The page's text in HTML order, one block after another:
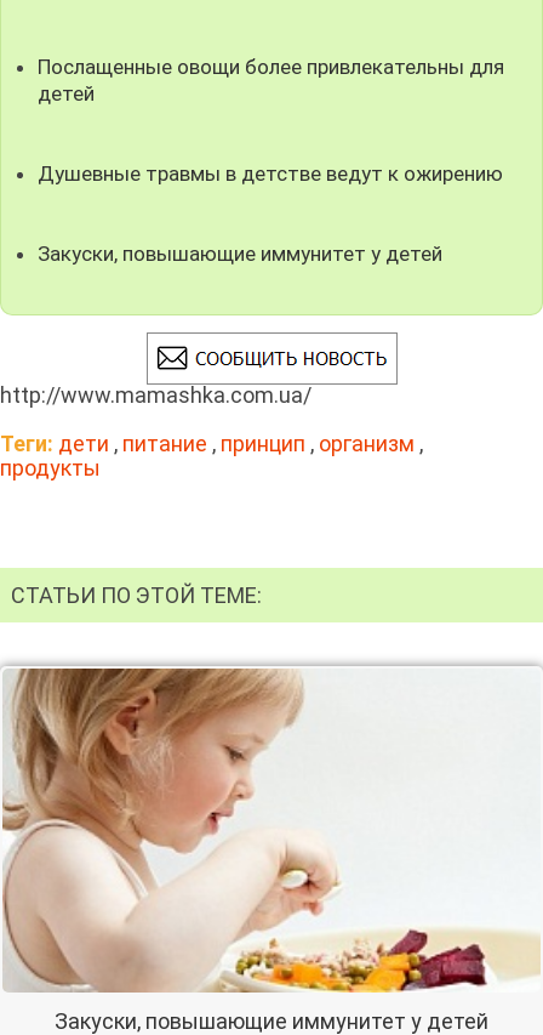
Послащенные овощи более привлекательны для
детей
Душевные травмы в детстве ведут к ожирению
Закуски, повышающие иммунитет у детей
http://www.mamashka.com.ua/
Теги: дети , питание , принцип , организм ,
продукты
СТАТЬИ ПО ЭТОЙ ТЕМЕ:
Закуски, повышающие иммунитет у детей